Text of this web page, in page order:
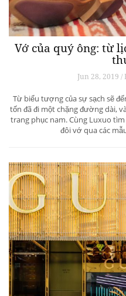
Vớ của quý ông: từ
Jun 28, 2019
Từ biểu tượng của sự sạch sẽ
tốn đã đi một chặng đường dài,
trang phục nam. Cùng Luxuo
đôi vớ qua các